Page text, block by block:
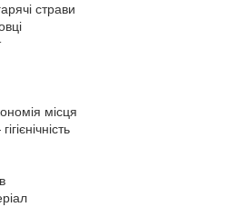
страви
місця